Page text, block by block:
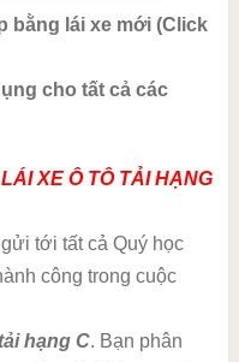
bằng lái xe mới (Click
cho tất cả các
XE Ô TÔ TẢI HẠNG
tới tất cả Quý học
công trong cuộc
hạng C. Bạn phân